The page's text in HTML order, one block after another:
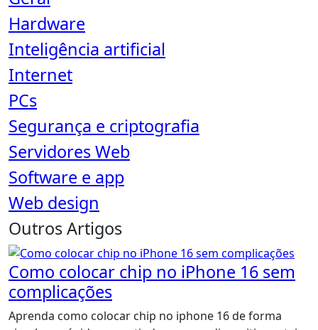
Hardware
Inteligência artificial
Internet
PCs
Segurança e criptografia
Servidores Web
Software e app
Web design
Outros Artigos
Como colocar chip no iPhone 16 sem
complicações
Aprenda como colocar chip no iphone 16 de forma